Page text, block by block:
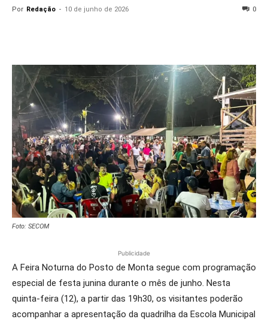
Por Redação - 10 de junho de 2026 0
Foto: SECOM
Publicidade
A Feira Noturna do Posto de Monta segue com programação
especial de festa junina durante o mês de junho. Nesta
quinta-feira (12), a partir das 19h30, os visitantes poderão
acompanhar a apresentação da quadrilha da Escola Municipal